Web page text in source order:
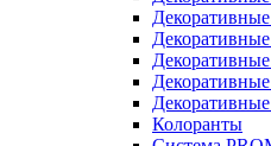
Колоранты